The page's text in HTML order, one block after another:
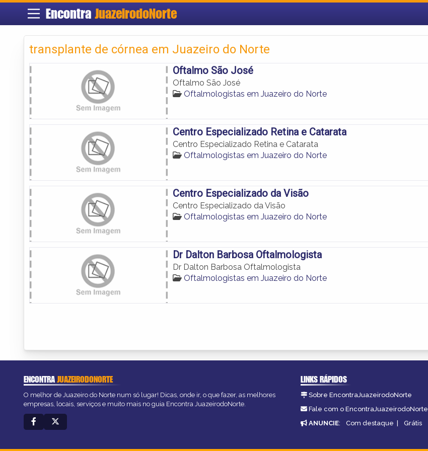
Encontra JuazeirodoNorte
transplante de córnea em Juazeiro do Norte
Oftalmo São José
Oftalmo São José
Oftalmologistas em Juazeiro do Norte
Centro Especializado Retina e Catarata
Centro Especializado Retina e Catarata
Oftalmologistas em Juazeiro do Norte
Centro Especializado da Visão
Centro Especializado da Visão
Oftalmologistas em Juazeiro do Norte
Dr Dalton Barbosa Oftalmologista
Dr Dalton Barbosa Oftalmologista
Oftalmologistas em Juazeiro do Norte
ENCONTRAJUAZEIRODONORTE
O melhor de Juazeiro do Norte num só lugar! Dicas, onde ir, o que fazer, as melhores
empresas, locais, serviços e muito mais no guia Encontra JuazeirodoNorte.
LINKS RÁPIDOS
Sobre EncontraJuazeirodoNorte
Fale com o EncontraJuazeirodoNorte
ANUNCIE: Com destaque | Grátis